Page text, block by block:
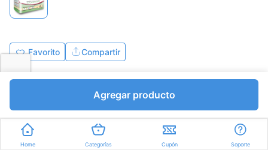
Favorito Compartir
Bs.4748,10
Unidades a Bs.931,00
Agregar producto
Express en promedio
Home Categorías Cupón Soporte